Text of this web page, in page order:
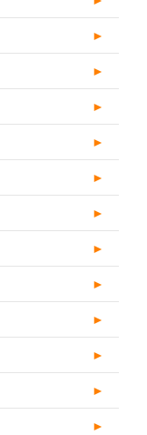
►
►
►
►
►
►
►
►
►
►
►
►